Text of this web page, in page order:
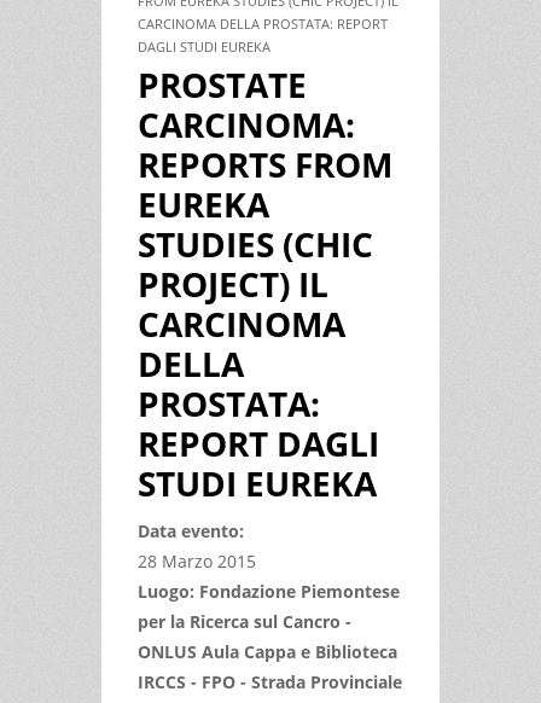
CARCINOMA DELLA PROSTATA: REPORT
DAGLI STUDI EUREKA
PROSTATE
CARCINOMA:
REPORTS FROM
EUREKA
STUDIES (CHIC
PROJECT) IL
CARCINOMA
DELLA
PROSTATA:
REPORT DAGLI
STUDI EUREKA
Data evento:
28 Marzo 2015
Luogo: Fondazione Piemontese
per la Ricerca sul Cancro -
ONLUS Aula Cappa e Biblioteca
IRCCS - FPO - Strada Provinciale